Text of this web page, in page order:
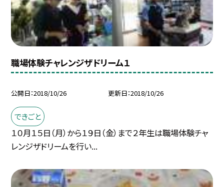
職場体験チャレンジザドリーム１
公開日 2018/10/26 更新日 2018/10/26
できごと
１０月１５日（月）から１９日（金）まで２年生は職場体験チャ
レンジザドリームを行い...